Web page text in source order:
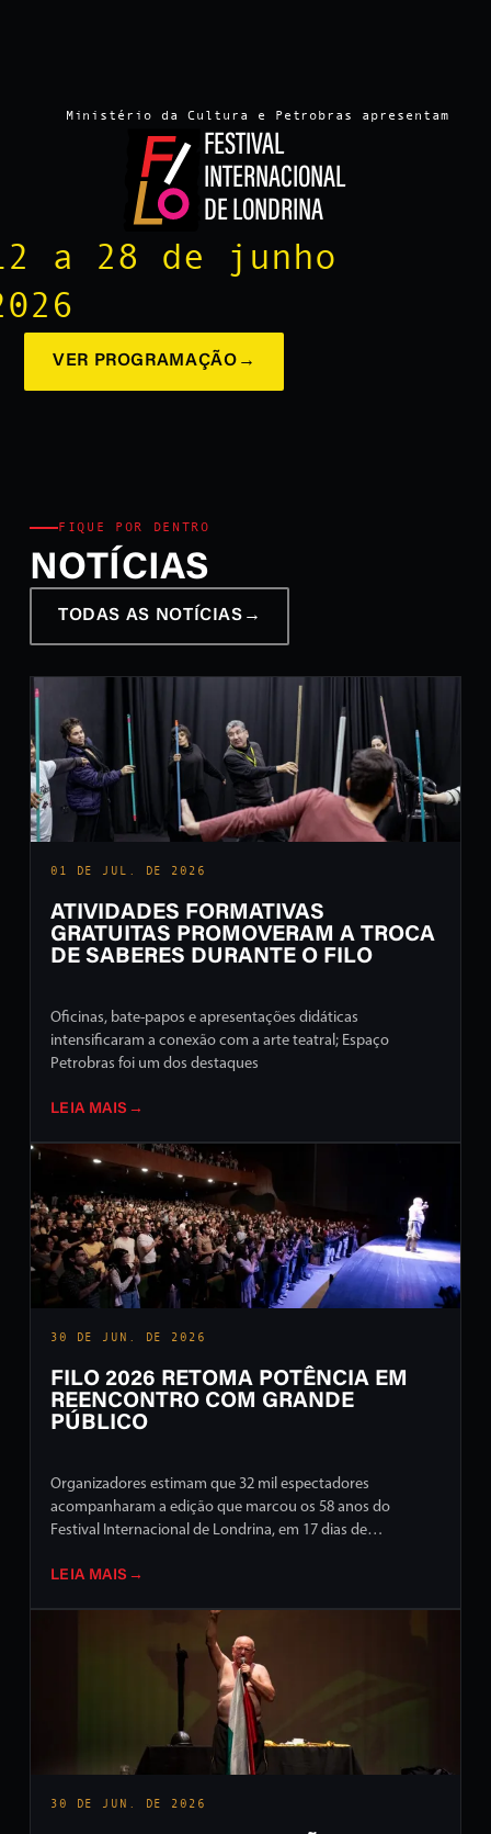
Ministério da Cultura e Petrobras apresentam
FESTIVAL
INTERNACIONAL
DE LONDRINA
a 28 de junho
VER PROGRAMAÇÃO →
FIQUE POR DENTRO
NOTÍCIAS
TODAS AS NOTÍCIAS →
01 DE JUL. DE 2026
ATIVIDADES FORMATIVAS
GRATUITAS PROMOVERAM A TROCA
DE SABERES DURANTE O FILO
Oficinas, bate-papos e apresentações didáticas
intensificaram a conexão com a arte teatral; Espaço
Petrobras foi um dos destaques
LEIA MAIS →
30 DE JUN. DE 2026
FILO 2026 RETOMA POTÊNCIA EM
REENCONTRO COM GRANDE
PÚBLICO
Organizadores estimam que 32 mil espectadores
acompanharam a edição que marcou os 58 anos do
Festival Internacional de Londrina, em 17 dias de
LEIA MAIS →
30 DE JUN. DE 2026